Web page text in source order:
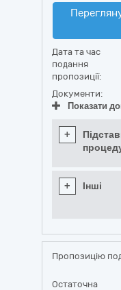
Дата та час
подання
пропозиції:
Документи:
Показати
+
+ Інші
Пропозицію
Остаточна